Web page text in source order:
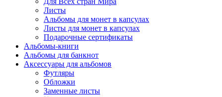
Листы
Альбомы для монет в капсулах
Листы для монет в капсулах
Подарочные сертификаты
Альбомы-книги
Альбомы для банкнот
Аксессуары для альбомов
Футляры
Обложки
Заменные листы